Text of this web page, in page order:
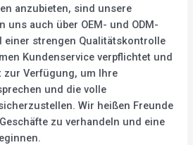
anzubieten, sind unsere
uns auch über OEM- und ODM-
einer strengen Qualitätskontrolle
Kundenservice verpflichtet und
zur Verfügung, um Ihre
und die volle
Wir heißen Freunde
zu verhandeln und eine